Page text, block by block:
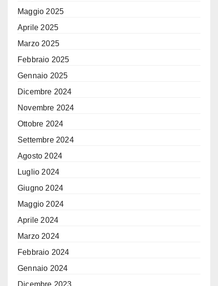
Maggio 2025
Aprile 2025
Marzo 2025
Febbraio 2025
Gennaio 2025
Dicembre 2024
Novembre 2024
Ottobre 2024
Settembre 2024
Agosto 2024
Luglio 2024
Giugno 2024
Maggio 2024
Aprile 2024
Marzo 2024
Febbraio 2024
Gennaio 2024
Dicembre 2023